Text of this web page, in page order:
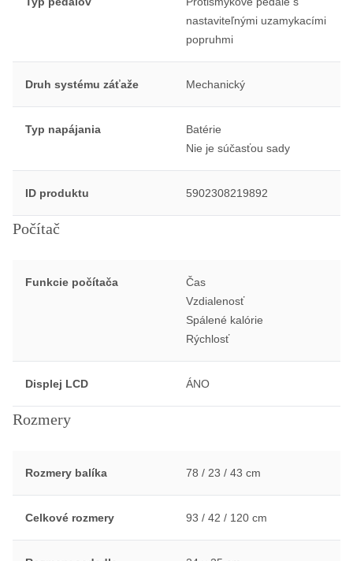
nastaviteľnými uzamykacími
popruhmi
Druh systému záťaže Mechanický
Typ napájania
Batérie
Nie je súčasťou sady
ID produktu 5902308219892
Počítač
Funkcie počítača
Čas
Vzdialenosť
Spálené kalórie
Rýchlosť
Displej LCD ÁNO
Rozmery
Rozmery balíka 78 / 23 / 43 cm
Celkové rozmery 93 / 42 / 120 cm